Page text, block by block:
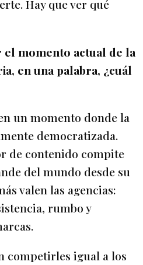
Hay que ver qué
momento actual de la
en una palabra, ¿cuál
un momento donde la
democratizada.
de contenido compite
del mundo desde su
valen las agencias:
rumbo y
competirles igual a los